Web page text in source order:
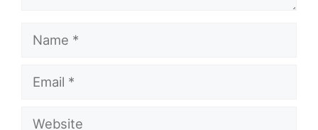
Name
Email
Website